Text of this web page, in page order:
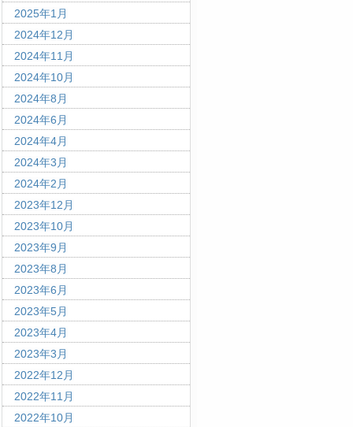
2025年1月
2024年12月
2024年11月
2024年10月
2024年8月
2024年6月
2024年4月
2024年3月
2024年2月
2023年12月
2023年10月
2023年9月
2023年8月
2023年6月
2023年5月
2023年4月
2023年3月
2022年12月
2022年11月
2022年10月